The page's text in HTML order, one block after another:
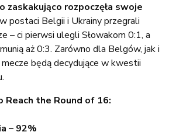
zaskakująco rozpoczęła swoje
postaci Belgii i Ukrainy przegrali
– ci pierwsi ulegli Słowakom 0:1, a
aż 0:3. Zarówno dla Belgów, jak i
będą decydujące w kwestii
Reach the Round of 16:
– 92%